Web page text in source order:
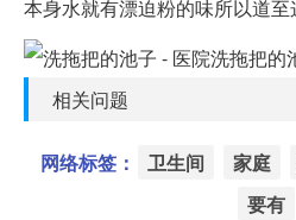
本身水就有漂迫粉的味所以道至
相关问题
网络标签： 卫生间 家庭
要有